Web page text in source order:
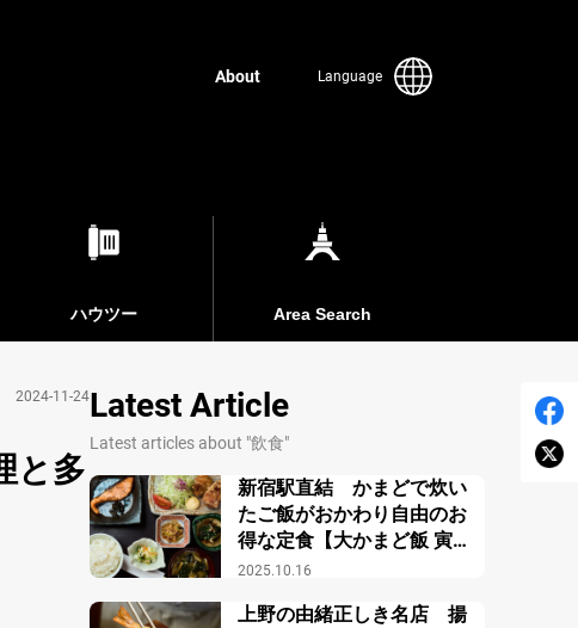
About Language
ハウツー Area Search
2024-11-24
と多
Latest Article
Latest articles about "飲食"
2025.10.16
新宿駅直結 かまどで炊い
たご飯がおかわり自由のお
得な定食【大かまど飯 寅福
ルミネ新宿店】
上野の由緒正しき名店 揚